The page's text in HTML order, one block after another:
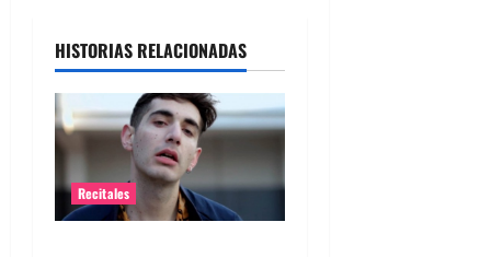
a
c
i
ó
n
HISTORIAS RELACIONADAS
Recitales